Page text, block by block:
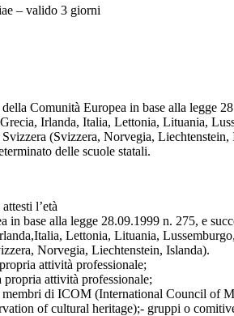
– valido 3 giorni
Comunità Europea in base alla legge
Irlanda, Italia, Lettonia, Lituania,
(Svizzera, Norvegia, Liechtenstein,
delle scuole statali.
l’età
in base alla legge 28.09.1999 n. 275, e
Lettonia, Lituania,
Norvegia, Liechtenstein, Islanda).
attività professionale;
attività professionale;
di ICOM (International Council of
of cultural heritage);- gruppi o